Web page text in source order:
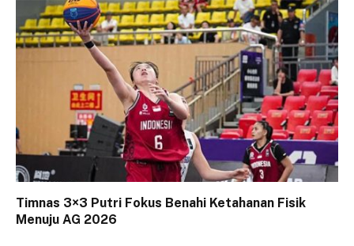
Timnas 3×3 Putri Fokus Benahi Ketahanan Fisik
Menuju AG 2026